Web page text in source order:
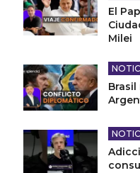
El
Milei